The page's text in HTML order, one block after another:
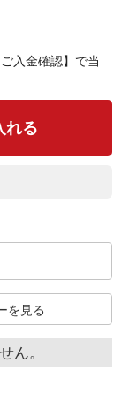
入金確認】で当
れる
を見る
ん。